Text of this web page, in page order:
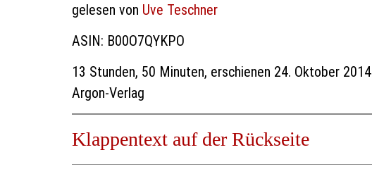
gelesen von Uve Teschner
ASIN: B00O7QYKPO
13 Stunden, 50 Minuten, erschienen 24. Oktober 2014
Argon-Verlag
Klappentext auf der Rückseite